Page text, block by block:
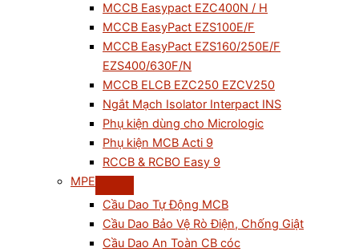
MCCB Easypact EZC400N / H
MCCB EasyPact EZS100E/F
MCCB EasyPact EZS160/250E/F
EZS400/630F/N
MCCB ELCB EZC250 EZCV250
Ngắt Mạch Isolator Interpact INS
Phụ kiện dùng cho Micrologic
Phụ kiện MCB Acti 9
RCCB & RCBO Easy 9
MPE
Cầu Dao Tự Động MCB
Cầu Dao Bảo Vệ Rò Điện, Chống Giật
Cầu Dao An Toàn CB cóc